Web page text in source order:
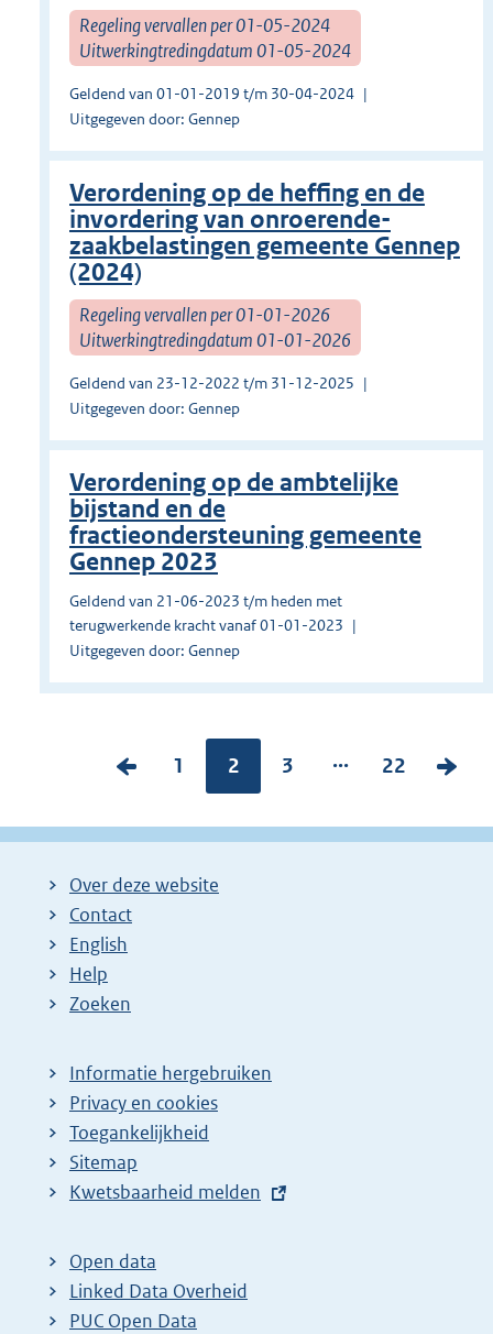
Regeling vervallen per 01-05-2024
Uitwerkingtredingdatum 01-05-2024
Geldend van 01-01-2019 t/m 30-04-2024
Uitgegeven door: Gennep
Verordening op de heffing en de
invordering van onroerende-
zaakbelastingen gemeente Gennep
(2024)
Regeling vervallen per 01-01-2026
Uitwerkingtredingdatum 01-01-2026
Geldend van 23-12-2022 t/m 31-12-2025
Uitgegeven door: Gennep
Verordening op de ambtelijke
bijstand en de
fractieondersteuning gemeente
Gennep 2023
Geldend van 21-06-2023 t/m heden met
terugwerkende kracht vanaf 01-01-2023
Uitgegeven door: Gennep
V
r
g
e
a
n
a
z
o
k
r
e
P
g
n
1 Pagina:
2
P
g
3 ...
P
g
22
V
l
Over deze website
Contact
English
Help
Zoeken
Informatie hergebruiken
Privacy en cookies
Toegankelijkheid
Sitemap
E
t
e
r
Kwetsbaarheid melden
Open data
Linked Data Overheid
PUC Open Data